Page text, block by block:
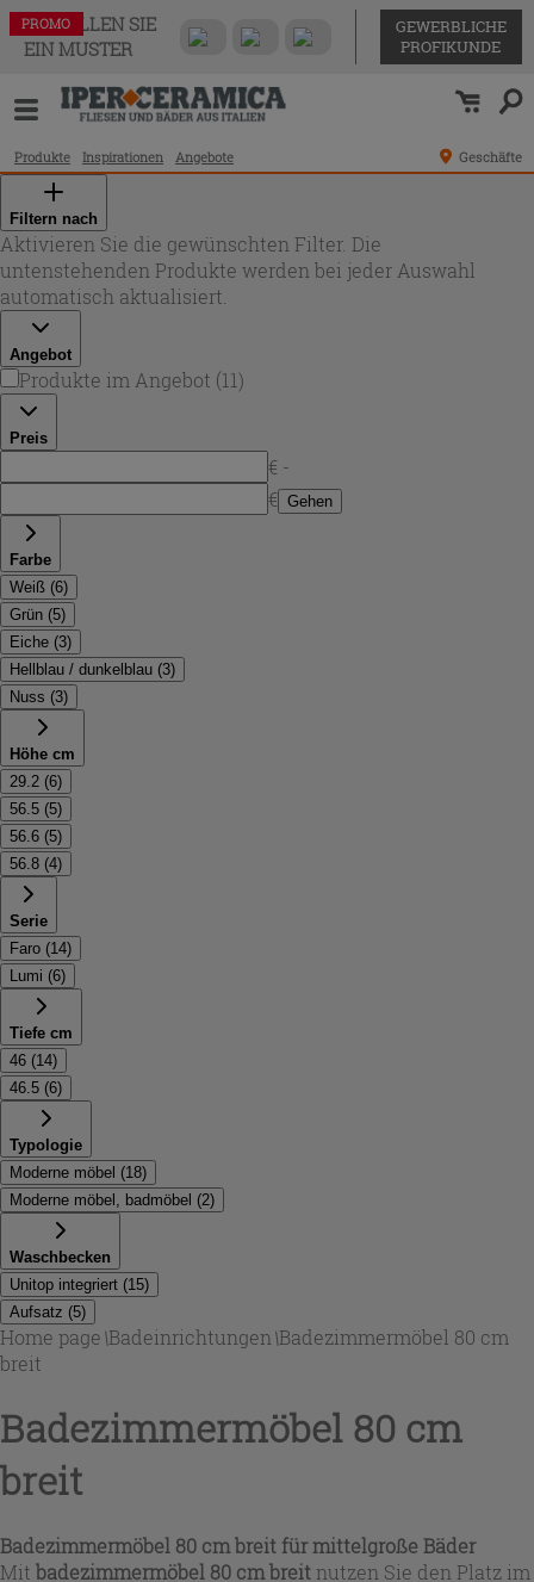
BESTELLEN SIE
EIN MUSTER
GEWERBLICHE
PROFIKUNDE
Produkte Inspirationen Angebote Geschäfte
Filtern nach
Aktivieren Sie die gewünschten Filter. Die
untenstehenden Produkte werden bei jeder Auswahl
automatisch aktualisiert.
Angebot
Produkte im Angebot (11)
Preis
€ -
€ Gehen
Farbe
Weiß (6)
Grün (5)
Eiche (3)
Hellblau / dunkelblau (3)
Nuss (3)
Höhe cm
29.2 (6)
56.5 (5)
56.6 (5)
56.8 (4)
Serie
Faro (14)
Lumi (6)
Tiefe cm
46 (14)
46.5 (6)
Typologie
Moderne möbel (18)
Moderne möbel, badmöbel (2)
Waschbecken
Unitop integriert (15)
Aufsatz (5)
Home page\Badeinrichtungen \Badezimmermöbel 80 cm
breit
Badezimmermöbel 80 cm
breit
Badezimmermöbel 80 cm breit für mittelgroße Bäder
Mit badezimmermöbel 80 cm breit nutzen Sie den Platz im
PROMO
PROMO
PROMO
PROMO
PROMO
PROMO
PROMO
PROMO
PROMO
PROMO
PROMO